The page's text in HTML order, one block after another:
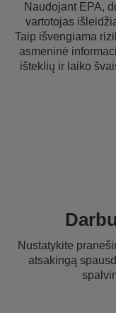
Naudojant EPA,
vartotojas
Taip išvengiama
asmeninė
išteklių ir laiko
Nustatykite
atsakingą